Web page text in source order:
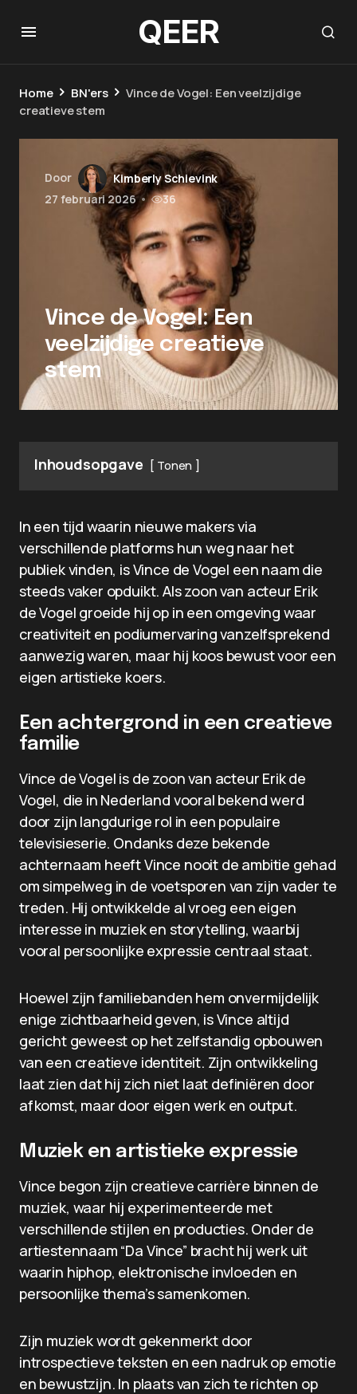
QEER
Home BN'ers
Vince de Vogel: Een veelzijdige
creatieve stem
Door
Kimberly Schievink
27 februari 2026 • 36
Vince de Vogel: Een
veelzijdige creatieve
stem
Inhoudsopgave Tonen
In een tijd waarin nieuwe makers via
verschillende platforms hun weg naar het
publiek vinden, is Vince de Vogel een naam die
steeds vaker opduikt. Als zoon van acteur Erik
de Vogel groeide hij op in een omgeving waar
creativiteit en podiumervaring vanzelfsprekend
aanwezig waren, maar hij koos bewust voor een
eigen artistieke koers.
Een achtergrond in een creatieve
familie
Vince de Vogel is de zoon van acteur Erik de
Vogel, die in Nederland vooral bekend werd
door zijn langdurige rol in een populaire
televisieserie. Ondanks deze bekende
achternaam heeft Vince nooit de ambitie gehad
om simpelweg in de voetsporen van zijn vader te
treden. Hij ontwikkelde al vroeg een eigen
interesse in muziek en storytelling, waarbij
vooral persoonlijke expressie centraal staat.
Hoewel zijn familiebanden hem onvermijdelijk
enige zichtbaarheid geven, is Vince altijd
gericht geweest op het zelfstandig opbouwen
van een creatieve identiteit. Zijn ontwikkeling
laat zien dat hij zich niet laat definiëren door
afkomst, maar door eigen werk en output.
Muziek en artistieke expressie
Vince begon zijn creatieve carrière binnen de
muziek, waar hij experimenteerde met
verschillende stijlen en producties. Onder de
artiestennaam “Da Vince” bracht hij werk uit
waarin hiphop, elektronische invloeden en
persoonlijke thema’s samenkomen.
Zijn muziek wordt gekenmerkt door
introspectieve teksten en een nadruk op emotie
en bewustzijn. In plaats van zich te richten op